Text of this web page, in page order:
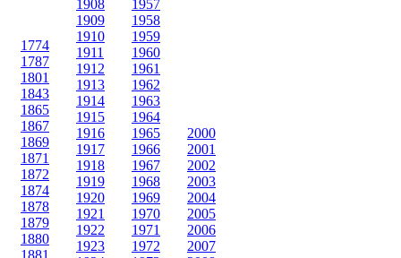
1774
1787
1801
1843
1865
1867
1869
1871
1872
1874
1878
1879
1880
1908
1909
1910
1911
1912
1913
1914
1915
1916
1917
1918
1919
1920
1921
1922
1923
1957
1958
1959
1960
1961
1962
1963
1964
1965
1966
1967
1968
1969
1970
1971
1972
2000
2001
2002
2003
2004
2005
2006
2007